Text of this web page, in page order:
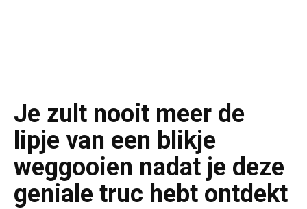
Je zult nooit meer de
lipje van een blikje
weggooien nadat je deze
geniale truc hebt ontdekt